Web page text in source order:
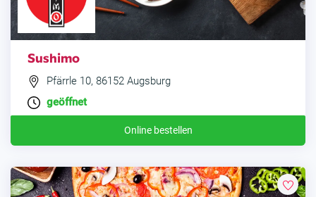
Sushimo
Pfärrle 10, 86152 Augsburg
geöffnet
Online bestellen